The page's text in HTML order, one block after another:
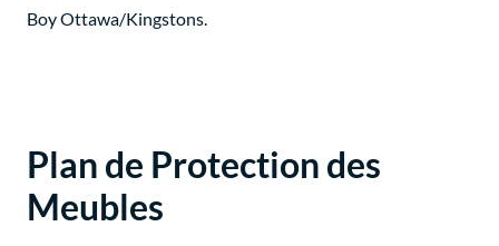
Boy Ottawa/Kingstons.
Plan de Protection des
Meubles